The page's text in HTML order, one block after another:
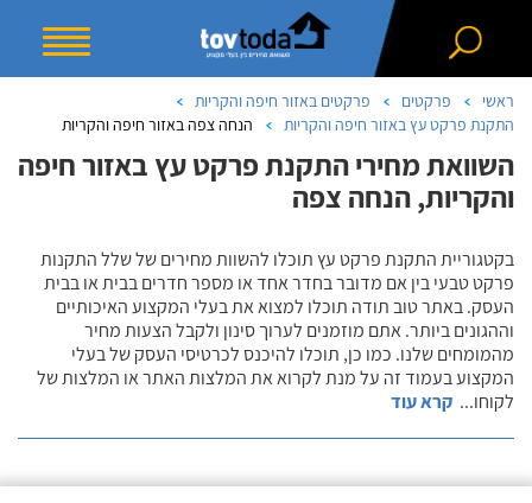
ראשי פרקטים
פרקטים באזור חיפה והקריות
התקנת פרקט עץ באזור חיפה והקריות
הנחה צפה באזור חיפה והקריות
השוואת מחירי התקנת פרקט עץ באזור חיפה
והקריות, הנחה צפה
בקטגוריית התקנת פרקט עץ תוכלו להשוות מחירים של שלל התקנות
פרקט טבעי בין אם מדובר בחדר אחד או מספר חדרים בבית או בבית
העסק. באתר טוב תודה תוכלו למצוא את בעלי המקצוע האיכותיים
וההגונים ביותר. אתם מוזמנים לערוך סינון ולקבל הצעות מחיר
מהמומחים שלנו. כמו כן, תוכלו להיכנס לכרטיסי העסק של בעלי
המקצוע בעמוד זה על מנת לקרוא את המלצות האתר או המלצות של
לקוחו... קרא עוד